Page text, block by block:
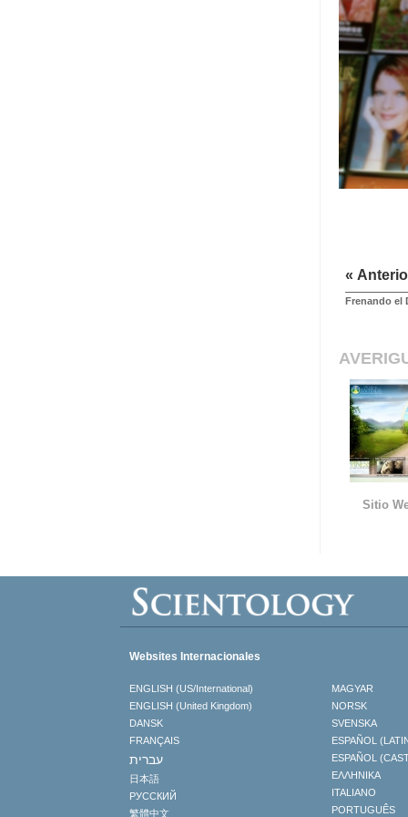
«
Frenando el
Sitio
Websites Internacionales
ENGLISH (US/International)
ENGLISH (United Kingdom)
DANSK
FRANÇAIS
עברית
日本語
РУССКИЙ
繁體中文
MAGYAR
NORSK
SVENSKA
ESPAÑOL
ESPAÑOL
ΕΛΛΗΝΙΚA
ITALIANO
PORTUGUÊS